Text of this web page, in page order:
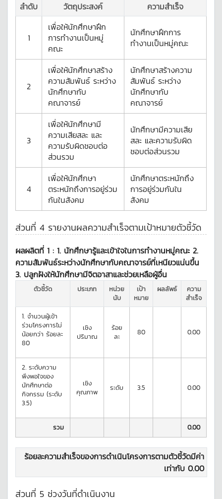
ลำดับ วัตถุประสงค์ ความสำเร็จ
1
เพื่อให้นักศึกษาฝึก
การทำงานเป็นหมู่
คณะ
นักศึกษาฝึกการ
ทำงานเป็นหมู่คณะ
2
เพื่อให้นักศึกษาสร้าง
ความสัมพันธ์ ระหว่าง
นักศึกษากับ
คณาจารย์
นักศึกษาสร้างความ
สัมพันธ์ ระหว่าง
นักศึกษากับ
คณาจารย์
3
เพื่อให้นักศึกษามี
ความเสียสละ และ
ความรับผิดชอบต่อ
ส่วนรวม
นักศึกษามีความเสีย
สละ และความรับผิด
ชอบต่อส่วนรวม
4
เพื่อให้นักศึกษา
ตระหนักถึงการอยู่ร่วม
กันในสังคม
นักศึกษาตระหนักถึง
การอยู่ร่วมกันใน
สังคม
ส่วนที่ 4 รายงานผลความสำเร็จตามเป้าหมายตัวชี้วัด
ผลผลิตที่ 1 : 1. นักศึกษารู้และเข้าใจในการทำงานหมู่คณะ 2.
ความสัมพันธ์ระหว่างนักศึกษากับคณาจารย์ที่เหนียวแน่นขึ้น
3. ปลูกฝังให้นักศึกษามีจิตอาสาและช่วยเหลือผู้อื่น
ตัวชี้วัด ประเภท
หน่วย
นับ
เป้า
หมาย
ผลลัพธ์
ความ
สำเร็จ
1. จำนวนผู้เข้า
ร่วมโครงการไม่
น้อยกว่า ร้อยละ
80
เชิง
ปริมาณ
ร้อย
ละ
80 0.00
2. ระดับความ
พึงพอใจของ
นักศึกษาต่อ
กิจกรรม (ระดับ
3.5)
เชิง
คุณภาพ
ระดับ 3.5 0.00
รวม 0.00
ร้อยละความสำเร็จของการดำเนินโครงการตามตัวชี้วัดมีค่า
เท่ากับ 0.00
ส่วนที่ 5 ช่วงวันที่ดำเนินงาน